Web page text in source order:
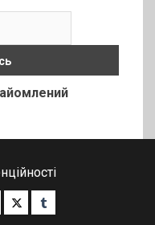
TwitterTumblr